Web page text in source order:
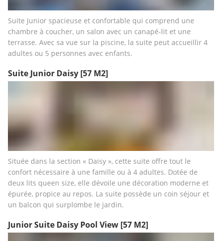
Suite Junior spacieuse et confortable qui comprend une
chambre à coucher, un salon avec un canapé-lit et une
terrasse. Avec sa vue sur la piscine, la suite peut accueillir 4
adultes ou 5 personnes avec enfants.
Suite Junior Daisy [57 M2]
Située dans la section « Daisy », cette suite offre tout le
confort nécessaire à une famille ou à 4 adultes. Dotée de
deux lits queen size, elle dévoile une décoration moderne et
épurée, propice au repos. La suite possède un coin séjour et
un balcon qui surplombe le jardin.
Junior Suite Daisy Pool View [57 M2]